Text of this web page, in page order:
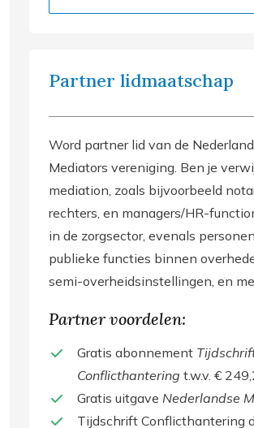
Partner lidmaatschap
Word partner lid van de
Mediators vereniging. Ben je
mediation, zoals bijvoorbeeld
rechters, en managers/HR-
in de zorgsector, evenals
publieke functies binnen
semi-overheidsinstellingen, en
Partner voordelen:
Gratis abonnement
Conflicthantering t.w.v. €
Gratis uitgave Nederlandse
Tijdschrift Conflicthantering